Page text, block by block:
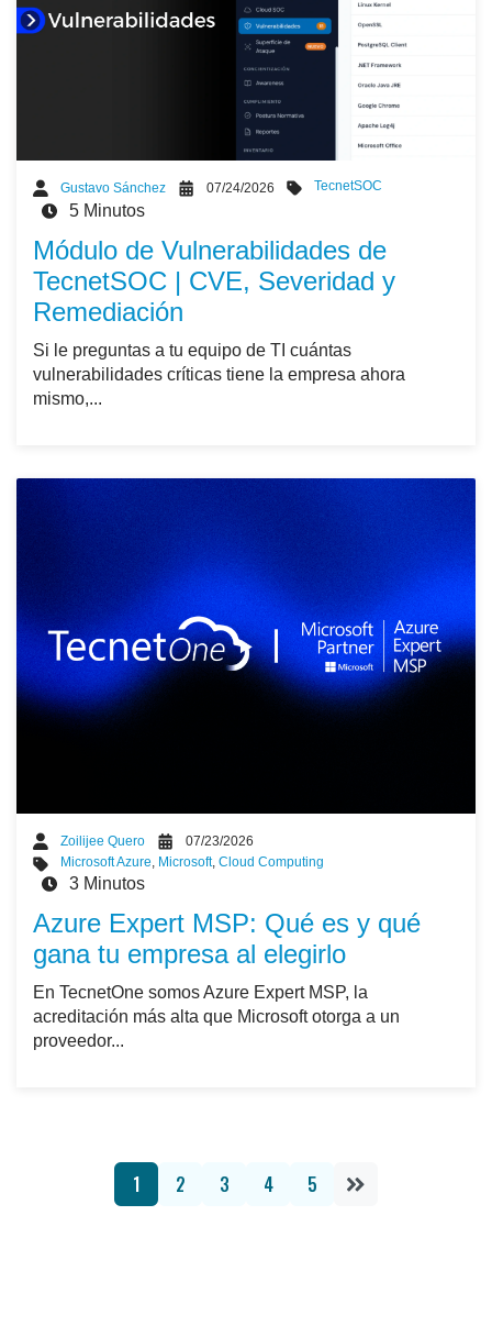
Gustavo Sánchez 07/24/2026 TecnetSOC
5 Minutos
Módulo de Vulnerabilidades de
TecnetSOC | CVE, Severidad y
Remediación
Si le preguntas a tu equipo de TI cuántas
vulnerabilidades críticas tiene la empresa ahora
mismo,...
Zoilijee Quero
07/23/2026
Microsoft Azure Microsoft,Cloud Computing
3 Minutos
Azure Expert MSP: Qué es y qué
gana tu empresa al elegirlo
En TecnetOne somos Azure Expert MSP, la
acreditación más alta que Microsoft otorga a un
proveedor...
1 2 3 4 5